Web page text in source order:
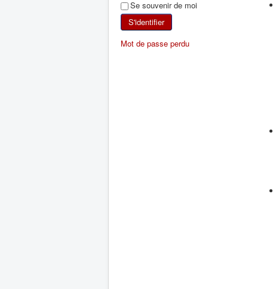
Se souvenir de moi
S'identifier
Mot de passe perdu